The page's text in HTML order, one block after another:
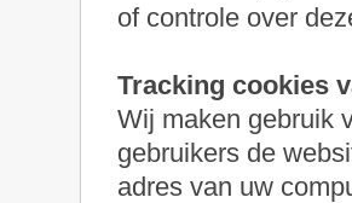
of controle over
Tracking cookies
Wij maken gebruik
gebruikers de
adres van uw